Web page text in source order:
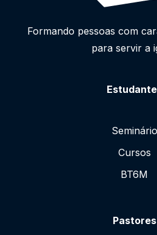
Formando pessoas com
para servir a
Seminário
Cursos
BT6M
Pastores